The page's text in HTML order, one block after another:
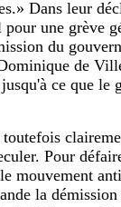
Dans leur
une grève
du
de
ce que le
Pour
mouvement
la